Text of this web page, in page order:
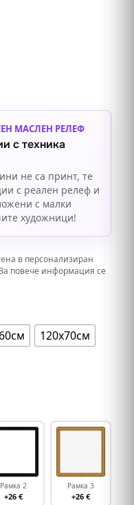
МАСЛЕН РЕЛЕФ
с техника
не са принт, те
с реален релеф и
с малки
художници!
в персонализиран
повече информация се
120х70см
Рамка 2
+26 €
Рамка 3
+26 €